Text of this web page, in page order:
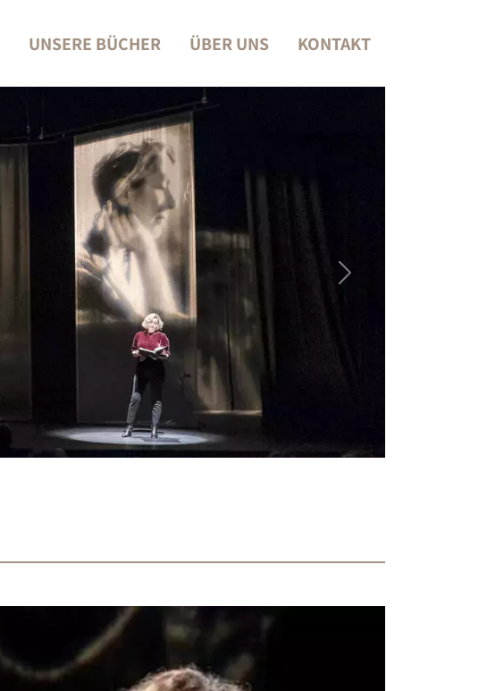
UNSERE BÜCHER ÜBER UNS KONTAKT